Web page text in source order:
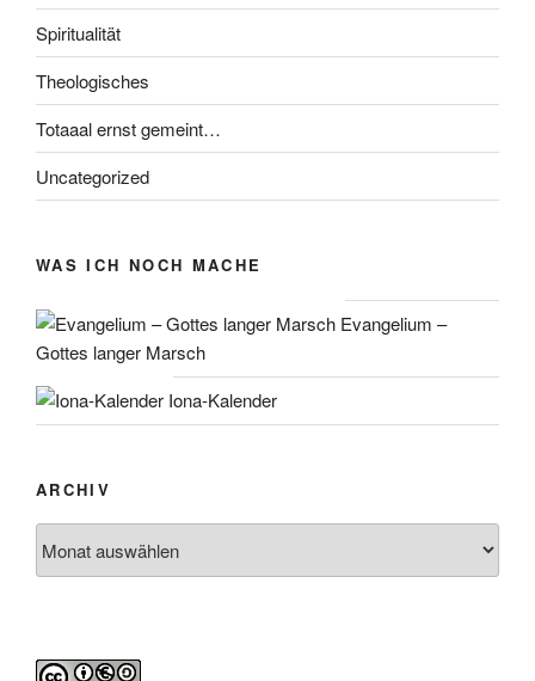
Spiritualität
Theologisches
Totaaal ernst gemeint…
Uncategorized
WAS ICH NOCH MACHE
Evangelium –
Gottes langer Marsch
Iona-Kalender
ARCHIV